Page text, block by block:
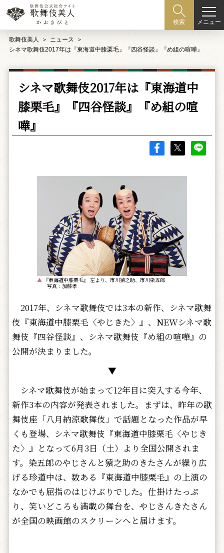
検索 メニュー
歌舞伎美人
ニュース
シネマ歌舞伎2017年は『東海道中膝栗毛』『四谷怪談』『め組の喧嘩』
シネマ歌舞伎2017年は『東海道中
膝栗毛』『四谷怪談』『め組の喧
嘩』
▲ 『東海道中膝栗毛』 左より、市川猿之助、市川染五郎
写真：加藤孝
2017年、シネマ歌舞伎では3本の新作、シネマ歌舞
伎『東海道中膝栗毛〈やじきた〉』、NEWシネマ歌
舞伎『四谷怪談』、シネマ歌舞伎『め組の喧嘩』の
公開が決まりました。
▼
シネマ歌舞伎が始まって12年目に突入する今年、
新作3本の内容が発表されました。まずは、昨年の歌
舞伎座「八月納涼歌舞伎」で話題となった作品が早
くも登場、シネマ歌舞伎『東海道中膝栗毛〈やじき
た〉』となって6月3日（土）より全国公開されま
す。染五郎のやじさんと猿之助のきたさんが繰り広
げる珍道中は、数ある『東海道中膝栗毛』の上演の
なかでも屈指のはじけぶりでした。仕掛けたっぷ
り、笑いどころも満載の舞台を、やじさんきたさん
が全国の映画館のスクリーンへと届けます。